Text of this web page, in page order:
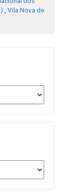
, Vila Nova de